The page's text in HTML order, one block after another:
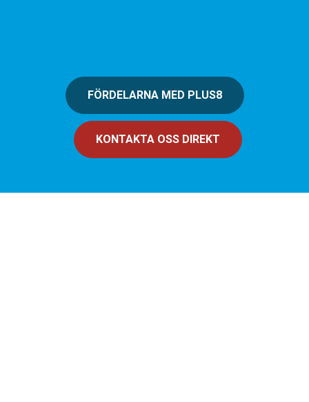
FÖRDELARNA MED PLUS8
KONTAKTA OSS DIREKT